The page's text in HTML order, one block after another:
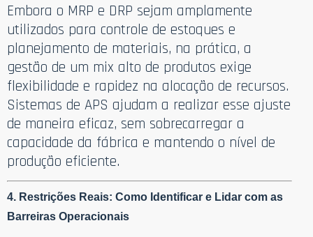
Embora o MRP e DRP sejam amplamente
utilizados para controle de estoques e
planejamento de materiais, na prática, a
gestão de um mix alto de produtos exige
flexibilidade e rapidez na alocação de recursos.
Sistemas de APS ajudam a realizar esse ajuste
de maneira eficaz, sem sobrecarregar a
capacidade da fábrica e mantendo o nível de
produção eficiente.
4. Restrições Reais: Como Identificar e Lidar com as
Barreiras Operacionais